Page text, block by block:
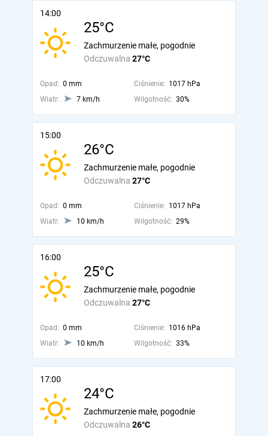
14:00
25°C
Odczuwalna 27°C
Zachmurzenie małe, pogodnie
Opad: 0 mm Ciśnienie: 1017 hPa
Wiatr:
7 km/h Wilgotność: 30%
15:00
26°C
Odczuwalna 27°C
Zachmurzenie małe, pogodnie
Opad: 0 mm Ciśnienie: 1017 hPa
Wiatr:
10 km/h Wilgotność: 29%
16:00
25°C
Odczuwalna 27°C
Zachmurzenie małe, pogodnie
Opad: 0 mm Ciśnienie: 1016 hPa
Wiatr:
10 km/h Wilgotność: 33%
17:00
24°C
Odczuwalna 26°C
Zachmurzenie małe, pogodnie